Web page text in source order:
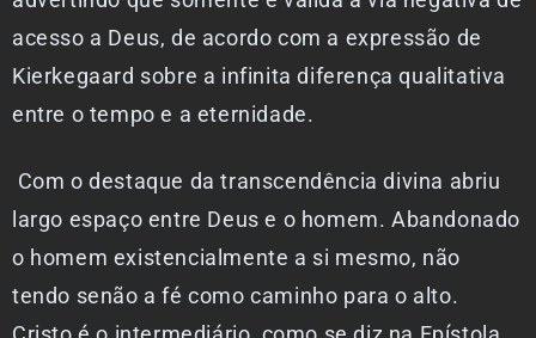
acesso a Deus, de acordo com a expressão de
Kierkegaard sobre a infinita diferença qualitativa
entre o tempo e a eternidade.
Com o destaque da transcendência divina abriu
largo espaço entre Deus e o homem. Abandonado
o homem existencialmente a si mesmo, não
tendo senão a fé como caminho para o alto.